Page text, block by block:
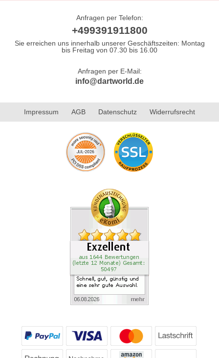
Anfragen per Telefon:
+499391911800
Sie erreichen uns innerhalb unserer Geschäftszeiten: Montag
bis Freitag von 07.30 bis 16.00
Anfragen per E-Mail:
info@dartworld.de
Impressum AGB Datenschutz Widerrufsrecht